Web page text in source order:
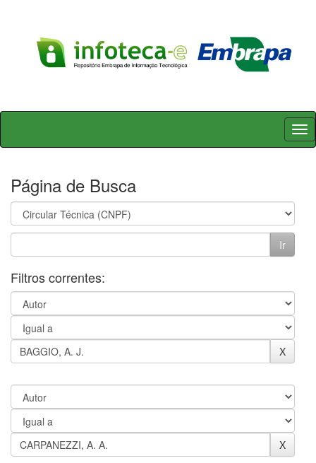
Skip
Página de Busca
Filtros correntes: